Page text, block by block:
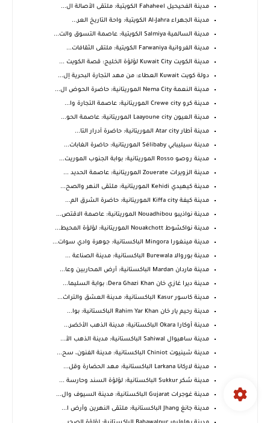
مدينة الفحيحيل Fahaheel الكويتية: ملتقى الأصالة ال...
مدينة الجهراء Al-Jahra الكويتية: واحة التاريخ العر...
مدينة السالمية Salmiya الكويتية: عاصمة التسوق والت...
مدينة الفروانية Farwaniya الكويتية: ملتقى الثقافات...
مدينة الكويت Kuwait City لؤلؤة الخليج: قصة الكويت ...
دولة كويت Kuwait العطاء: من مهد التجارة البحرية إل...
مدينة النعمة Nema City الموريتانية: حاضرة الحوض ال...
مدينة كرو Crewe city الموريتانية: عاصمة التجارة وا...
مدينة العيون Laayoune city الموريتانية: عاصمة الحو...
مدينة أطار Atar city الموريتانية: حاضرة آدرار التا...
مدينة سيليبابي Sélibaby الموريتانية: حاضرة الغابات...
مدينة روصو Rosso الموريتانية: بوابة الجنوب الموريت...
مدينة الزويرات Zouerate الموريتانية: عاصمة الحديد ...
مدينة كيهيدي Kehidi الموريتانية: ملتقى النهر والصح...
مدينة كيفة Kiffa city الموريتانية: حاضرة الشرق الم...
مدينة نواذيبو Nouadhibou الموريتانية: عاصمة الاقتص...
مدينة نواكشوط Nouakchott الموريتانية: لؤلؤة المحيط...
مدينة مينغورا Mingora الباكستانية: جوهرة وادي سوات...
مدينة بوروالا Burewala الباكستانية: مدينة الصناعة ...
مدينة ماردان Mardan الباكستانية: أرض المحاربين وعا...
مدينة ديرا غازي خان Dera Ghazi Khan: بوابة السليما...
مدينة كاسور Kasur الباكستانية: مدينة العشق والتراث...
مدينة رحيم يار خان Rahim Yar Khan الباكستانية: بوا...
مدينة أوكارا Okara الباكستانية: مدينة الذهب الأخضر...
مدينة ساهيوال Sahiwal الباكستانية: مدينة الذهب الأ...
مدينة شينيوت Chiniot الباكستانية: مدينة الفنون، سح...
مدينة لاركانا Larkana الباكستانية: مهد الحضارة وقل...
مدينة سُكر Sukkur الباكستانية: لؤلؤة السند وحارسة ...
مدينة غوجرات Gujarat الباكستانية: مدينة السيوف وال...
مدينة جانغ Jhang الباكستانية: ملتقى النهرين وأرض ا...